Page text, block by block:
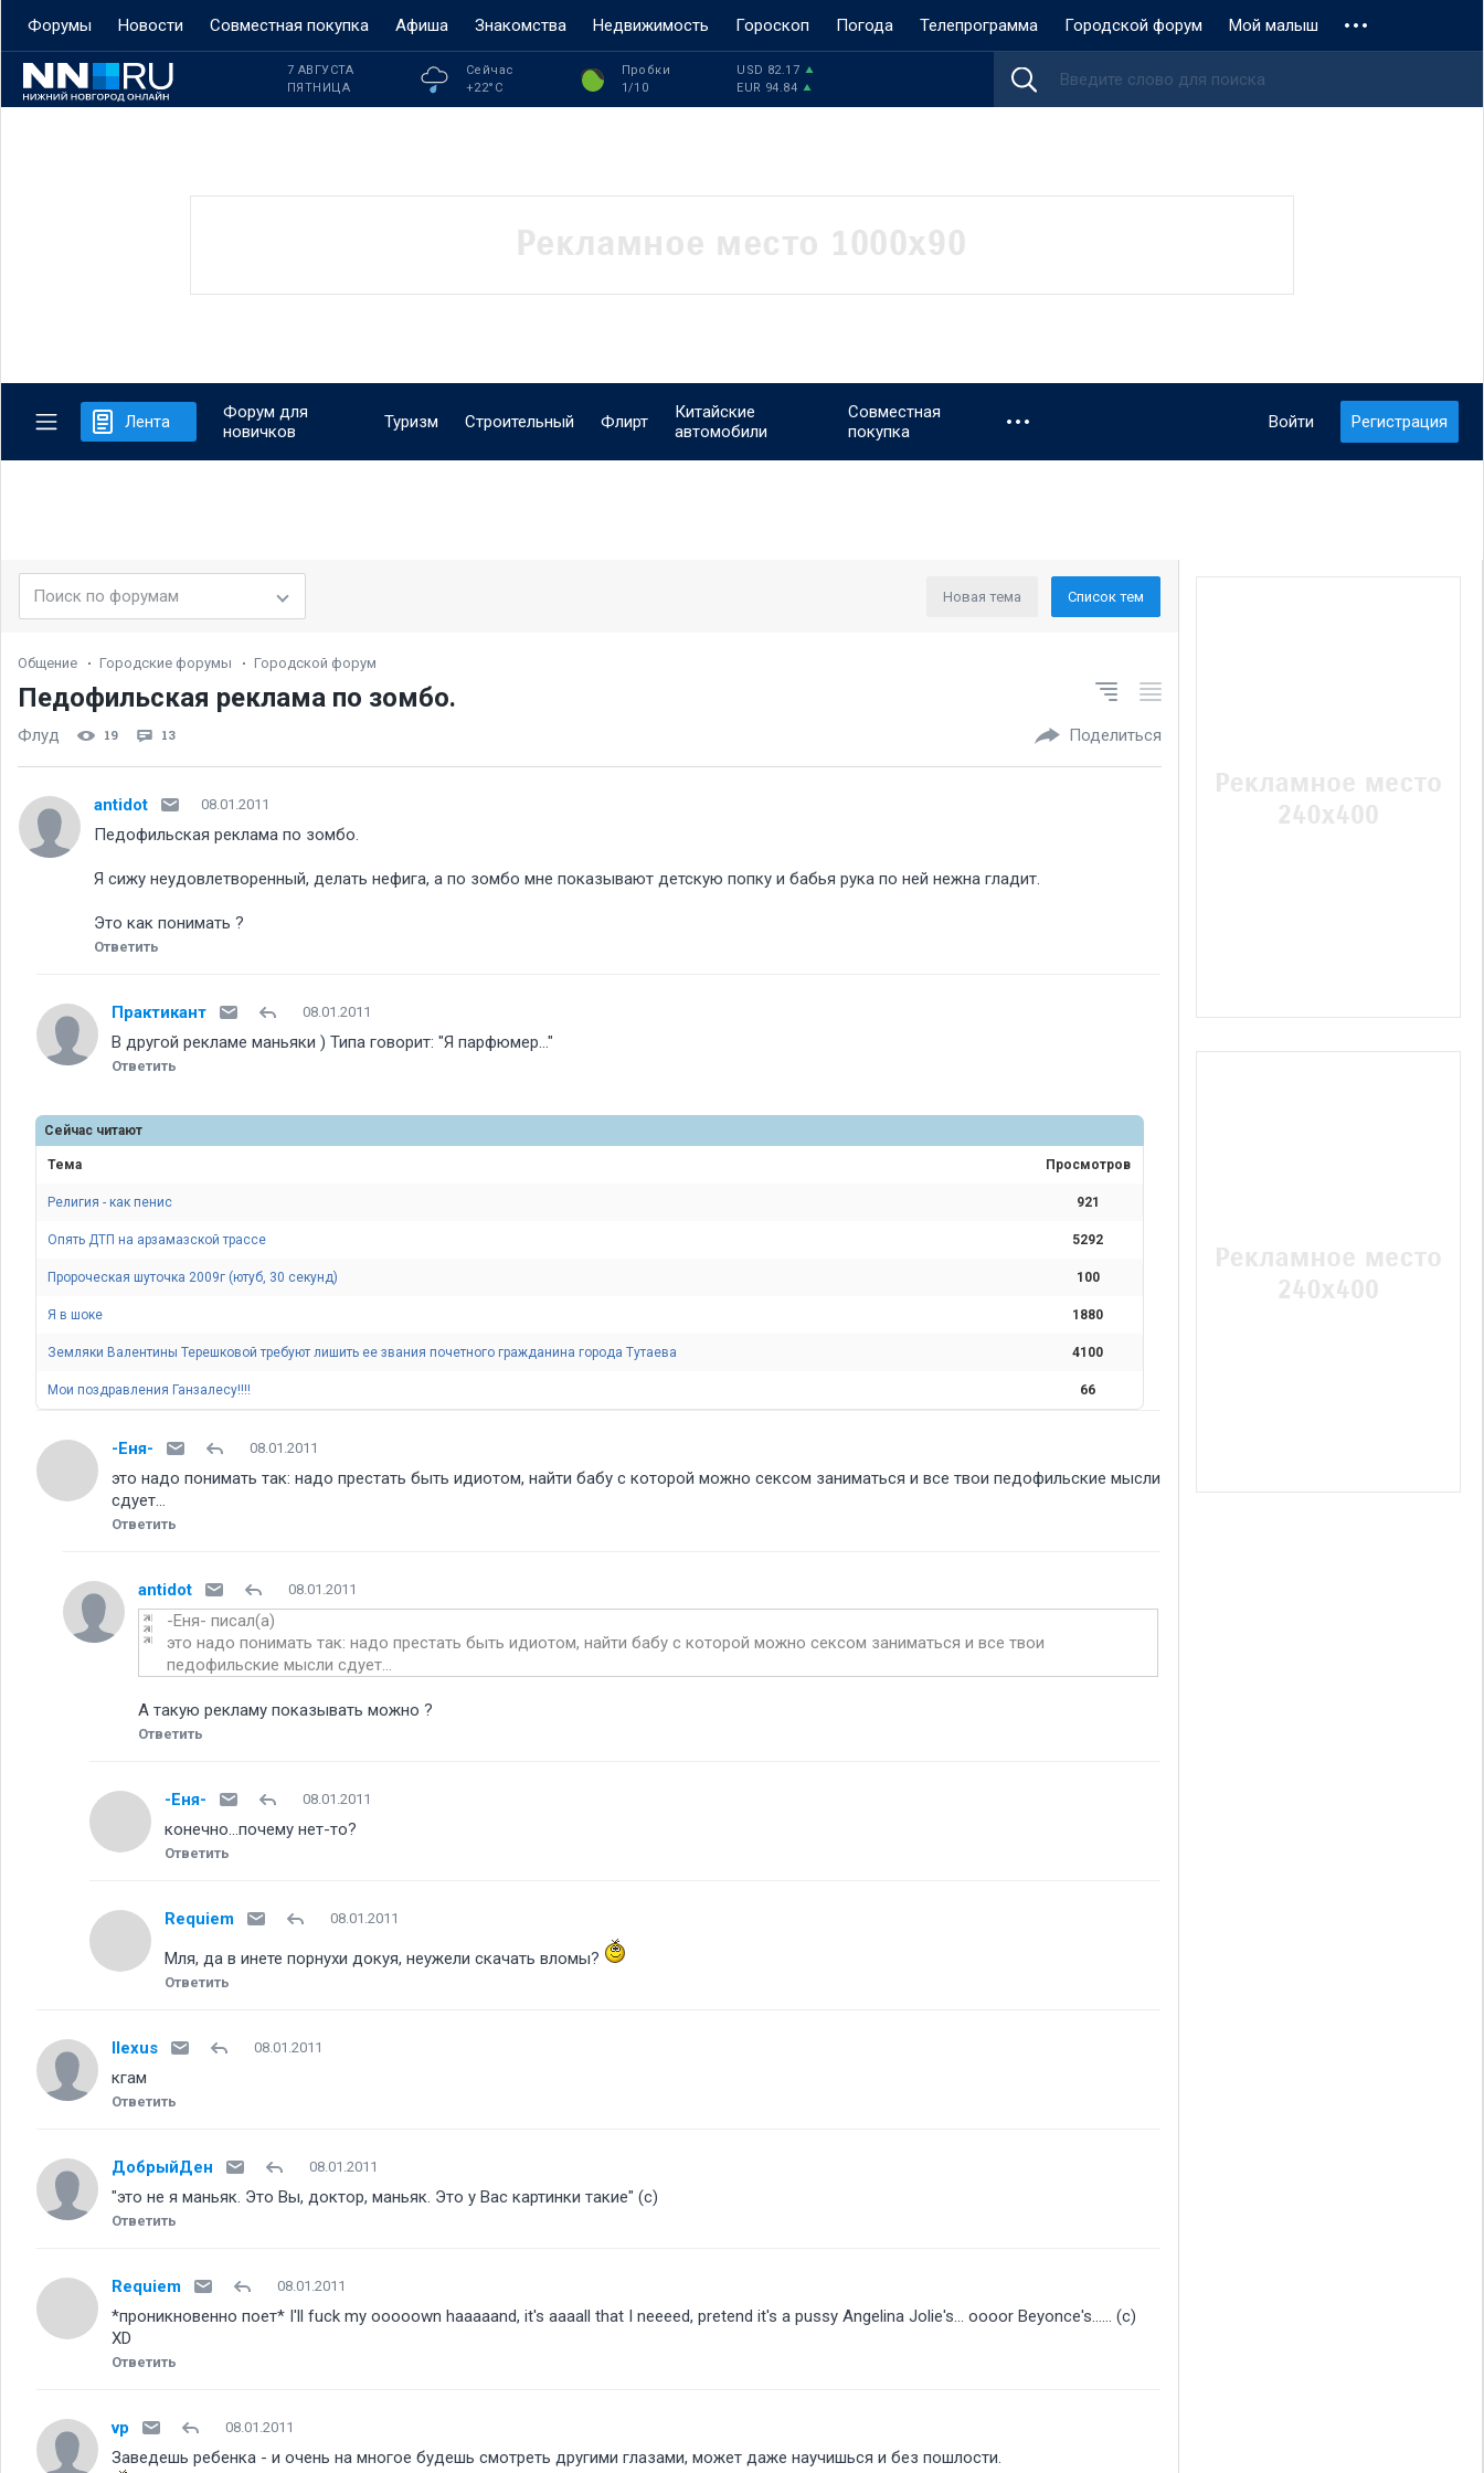
Форумы Новости Совместная покупка Афиша Знакомства Недвижимость Гороскоп Погода Телепрограмма Городской форум Мой малыш
7 АВГУСТА
ПЯТНИЦА
Сейчас
+22°C
Пробки
1/10
USD 82.17
EUR 94.84
Лента
Форум для
новичков
Туризм Строительный Флирт
Китайские
автомобили
Совместная
покупка
Войти Регистрация
Новая тема Список тем
Общение Городские форумы Городской форум
Педофильская реклама по зомбо.
Флуд 19 13 Поделиться
antidot 08.01.2011
Педофильская реклама по зомбо.
Я сижу неудовлетворенный, делать нефига, а по зомбо мне показывают детскую попку и бабья рука по ней нежна гладит.
Это как понимать
Ответить
Практикант 08.01.2011
В другой рекламе маньяки ) Типа говорит: "Я парфюмер..."
Ответить
Сейчас читают
Тема Просмотров
Религия - как пенис 921
Опять ДТП на арзамазской трассе 5292
Пророческая шуточка 2009г (ютуб, 30 секунд) 100
Я в шоке 1880
Земляки Валентины Терешковой требуют лишить ее звания почетного гражданина города Тутаева 4100
Мои поздравления Ганзалесу!!!! 66
-Еня- 08.01.2011
это надо понимать так: надо престать быть идиотом, найти бабу с которой можно сексом заниматься и все твои педофильские мысли
сдует...
Ответить
antidot 08.01.2011
-Еня- писал(а)
это надо понимать так: надо престать быть идиотом, найти бабу с которой можно сексом заниматься и все твои
педофильские мысли сдует...
А такую рекламу показывать можно
Ответить
-Еня- 08.01.2011
конечно...почему нет-то
Ответить
Requiem 08.01.2011
Мля, да в инете порнухи докуя, неужели скачать вломы
Ответить
llexus 08.01.2011
кгам
Ответить
ДобрыйДен 08.01.2011
"это не я маньяк. Это Вы, доктор, маньяк. Это у Вас картинки такие" (с)
Ответить
Requiem 08.01.2011
*проникновенно поет* I'll fuck my ooooown haaaaand, it's aaaall that I neeeed, pretend it's a pussy Angelina Jolie's... oooor Beyonce's...... (c)
XD
Ответить
vp 08.01.2011
Заведешь ребенка - и очень на многое будешь смотреть другими глазами, может даже научишься и без пошлости.